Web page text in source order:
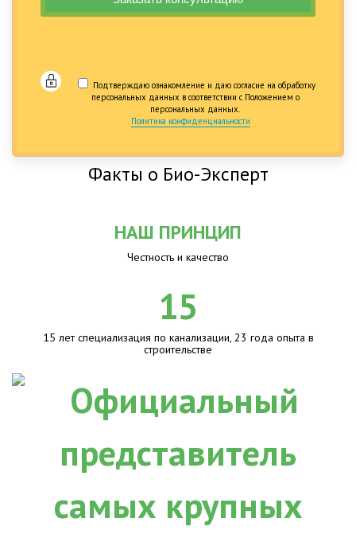
Подтверждаю ознакомление и даю согласие на обработку
персональных данных в соответствии с Положением о
персональных данных.
Политика конфиденциальности
Факты о Био-Эксперт
НАШ ПРИНЦИП
Честность и качество
15
15 лет специализация по канализации, 23 года опыта в
строительстве